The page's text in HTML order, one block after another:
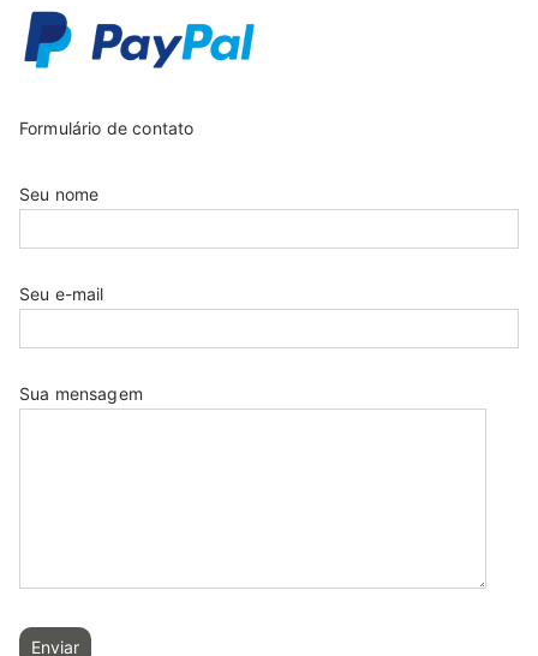
Formulário de contato
Seu nome
Seu e-mail
Sua mensagem